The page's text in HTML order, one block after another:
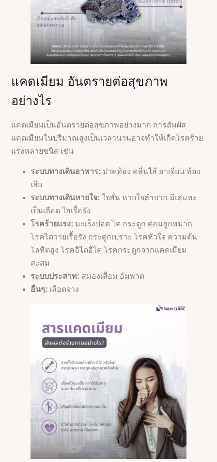
แคดเมียม อันตรายต่อสุขภาพ
อย่างไร
แคดเมียมเป็นอันตรายต่อสุขภาพอย่างมาก การสัมผัส
แคดเมียมในปริมาณสูงเป็นเวลานานอาจทำให้เกิดโรคร้าย
แรงหลายชนิด เช่น
ระบบทางเดินอาหาร: ปวดท้อง คลื่นไส้ อาเจียน ท้อง
เสีย
ระบบทางเดินหายใจ: ใจสั่น หายใจลำบาก มีเสมหะ
เป็นเลือด ไอเรื้อรัง
โรคร้ายแรง: มะเร็งปอด ไต กระดูก ต่อมลูกหมาก
โรคไตวายเรื้อรัง กระดูกเปราะ โรคหัวใจ ความดัน
โลหิตสูง โรคอิไตอิไต โรคกระดูกจากแคดเมียม
สะสม
ระบบประสาท: สมองเสื่อม อัมพาต
อื่นๆ: เลือดจาง